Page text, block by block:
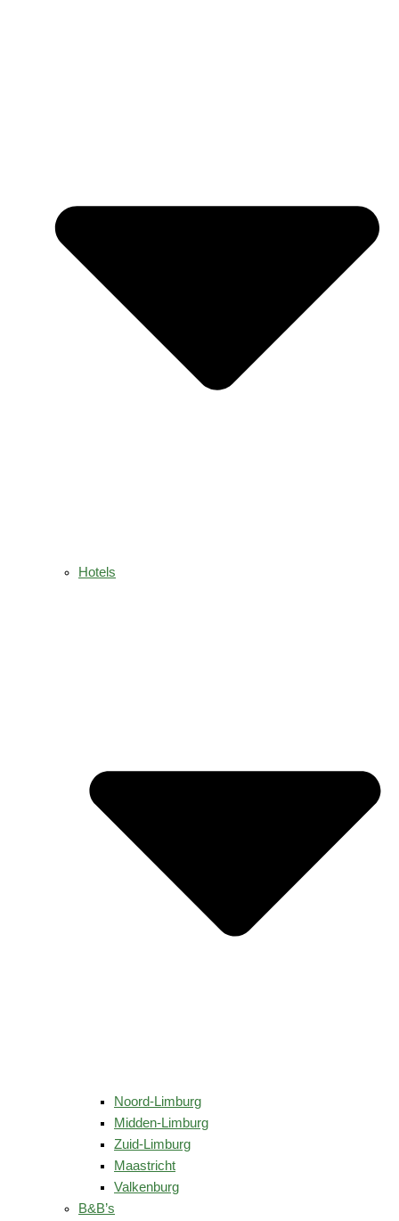
Hotels
Noord-Limburg
Midden-Limburg
Zuid-Limburg
Maastricht
Valkenburg
B&B’s